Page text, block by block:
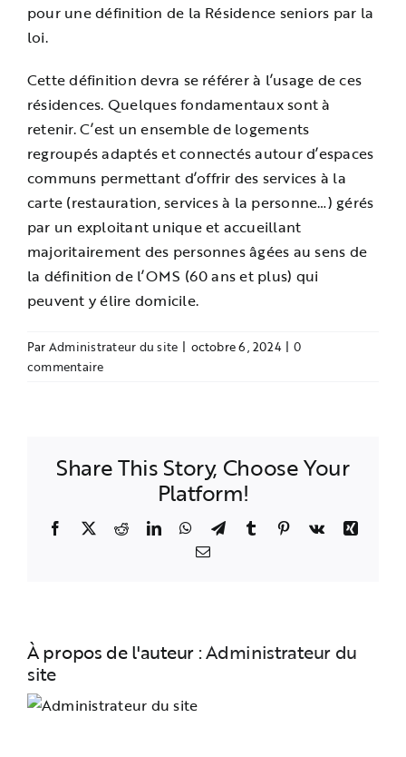
pour une définition de la Résidence seniors par la
loi.
Cette définition devra se référer à l’usage de ces
résidences. Quelques fondamentaux sont à
retenir. C’est un ensemble de logements
regroupés adaptés et connectés autour d’espaces
communs permettant d’offrir des services à la
carte (restauration, services à la personne…) gérés
par un exploitant unique et accueillant
majoritairement des personnes âgées au sens de
la définition de l’OMS (60 ans et plus) qui
peuvent y élire domicile.
Par Administrateur du site | octobre 6, 2024 | 0
commentaire
Share This Story, Choose Your
Platform!
Facebook
X RedditLinkedInWhatsApp
TelegramTumblr Pinterest
Vk
Xing
Email
À propos de l'auteur :Administrateur du
site